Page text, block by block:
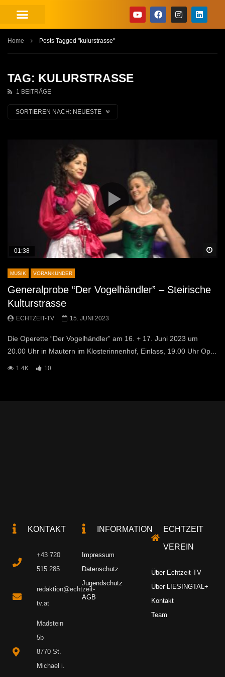
Home Posts Tagged "kulurstrasse"
TAG: KULURSTRASSE
1 BEITRÄGE
SORTIEREN NACH: NEUESTE
01:38
MUSIK VORANKÜNDER
Generalprobe “Der Vogelhändler” – Steirische
Kulturstrasse
ECHTZEIT-TV 15. JUNI 2023
Die Operette “Der Vogelhändler” am 16. + 17. Juni 2023 um
20.00 Uhr in Mautern im Klosterinnenhof, Einlass, 19.00 Uhr Op...
1.4K 10
KONTAKT
+43 720
515 285
redaktion@echtzeit-
tv.at
Madstein
5b
8770 St.
Michael i.
INFORMATION
Impressum
Datenschutz
Jugendschutz
AGB
ECHTZEIT
VEREIN
Über Echtzeit-TV
Über LIESINGTAL+
Kontakt
Team